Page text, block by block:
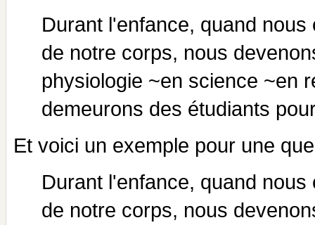
Durant l'enfance, quand
de notre corps, nous
physiologie ~en science ~en
demeurons des étudiants
Et voici un exemple pour une
Durant l'enfance, quand
de notre corps, nous